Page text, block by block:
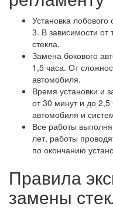
Установка
3. В зависимости от
стекла.
Замена бокового
1,5 часа. От
автомобиля.
Время установки и
от 30 минут и до 2,5
автомобиля и
Все работы
лет, работы
по окончанию
Правила
замены